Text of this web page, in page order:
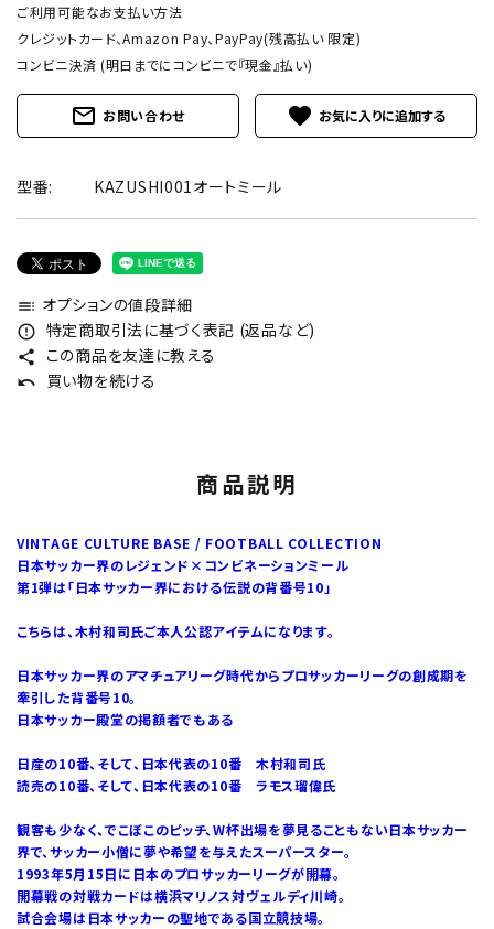
ご利用可能なお支払い方法
クレジットカード、Amazon Pay、PayPay(残高払い 限定)
コンビニ決済 (明日までにコンビニで『現金』払い)
mail_outline お問い合わせ favorite
型番: KAZUSHI001オートミール
toc オプションの値段詳細
error_outline 特定商取引法に基づく表記 (返品など)
share この商品を友達に教える
undo 買い物を続ける
商品説明
VINTAGE CULTURE BASE / FOOTBALL COLLECTION
日本サッカー界のレジェンド×コンビネーションミール
第1弾は「日本サッカー界における伝説の背番号10」
こちらは、木村和司氏ご本人公認アイテムになります。
日本サッカー界のアマチュアリーグ時代からプロサッカーリーグの創成期を
牽引した背番号10。
日本サッカー殿堂の掲額者でもある
日産の10番、そして、日本代表の10番 木村和司氏
読売の10番、そして、日本代表の10番 ラモス瑠偉氏
観客も少なく、でこぼこのピッチ、W杯出場を夢見ることもない日本サッカー
界で、サッカー小僧に夢や希望を与えたスーパースター。
1993年5月15日に日本のプロサッカーリーグが開幕。
開幕戦の対戦カードは横浜マリノス対ヴェルディ川崎。
試合会場は日本サッカーの聖地である国立競技場。